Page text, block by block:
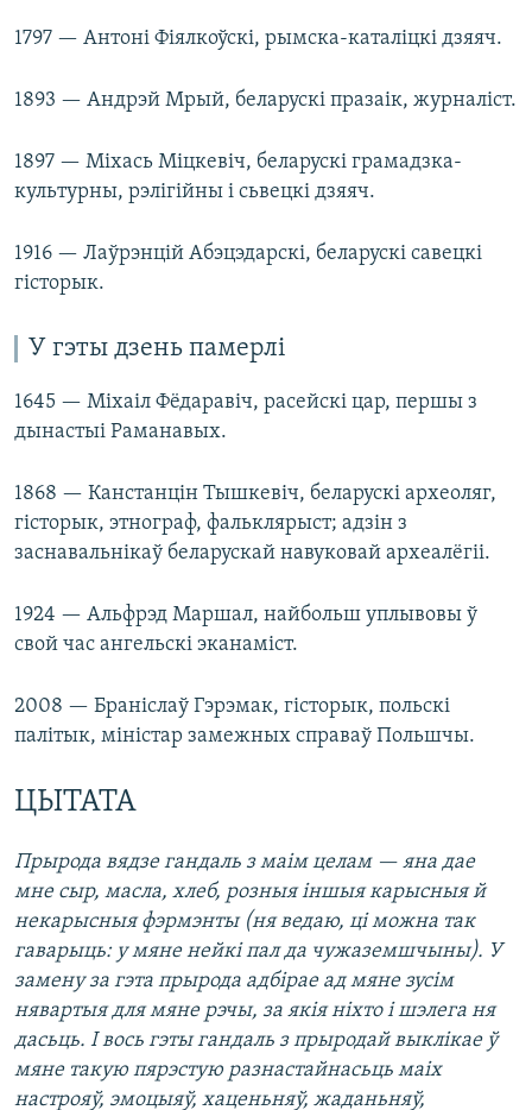
1797 — Антоні Фіялкоўскі, рымска-каталіцкі дзяяч.
1893 — Андрэй Мрый, беларускі празаік, журналіст.
1897 — Міхась Міцкевіч, беларускі грамадзка-
культурны, рэлігійны і сьвецкі дзяяч.
1916 — Лаўрэнцій Абэцэдарскі, беларускі савецкі
гісторык.
У гэты дзень памерлі
1645 — Міхаіл Фёдаравіч, расейскі цар, першы з
дынастыі Раманавых.
1868 — Канстанцін Тышкевіч, беларускі археоляг,
гісторык, этнограф, фальклярыст; адзін з
заснавальнікаў беларускай навуковай археалёгіі.
1924 — Альфрэд Маршал, найбольш уплывовы ў
свой час ангельскі эканаміст.
2008 — Браніслаў Гэрэмак, гісторык, польскі
палітык, міністар замежных справаў Польшчы.
ЦЫТАТА
Прырода вядзе гандаль з маім целам — яна дае
мне сыр, масла, хлеб, розныя іншыя карысныя й
некарысныя фэрмэнты (ня ведаю, ці можна так
гаварыць: у мяне нейкі пал да чужаземшчыны). У
замену за гэта прырода адбірае ад мяне зусім
нявартыя для мяне рэчы, за якія ніхто і шэлега ня
дасьць. І вось гэты гандаль з прыродай выклікае ў
мяне такую пярэстую разнастайнасьць маіх
настрояў, эмоцыяў, хаценьняў, жаданьняў,